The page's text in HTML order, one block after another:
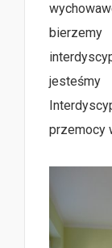
przemocy